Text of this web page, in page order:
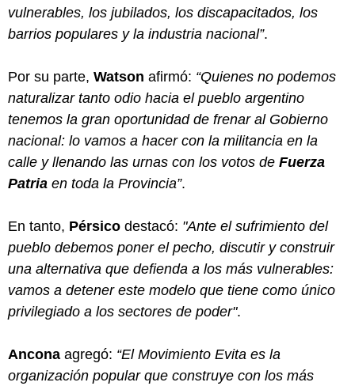
vulnerables, los jubilados, los discapacitados, los
barrios populares y la industria nacional”.
Por su parte, Watson afirmó: “Quienes no podemos
naturalizar tanto odio hacia el pueblo argentino
tenemos la gran oportunidad de frenar al Gobierno
nacional: lo vamos a hacer con la militancia en la
calle y llenando las urnas con los votos de Fuerza
Patria en toda la Provincia”.
En tanto, Pérsico destacó: "Ante el sufrimiento del
pueblo debemos poner el pecho, discutir y construir
una alternativa que defienda a los más vulnerables:
vamos a detener este modelo que tiene como único
privilegiado a los sectores de poder".
Ancona agregó: “El Movimiento Evita es la
organización popular que construye con los más